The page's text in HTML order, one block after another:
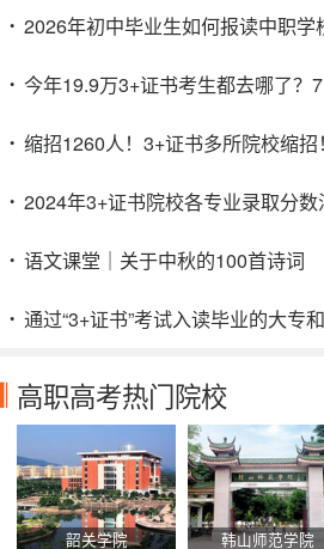
• 2026年初中毕业生如何报读中职学
些入读方式？
• 今年19.9万3+证书考生都去哪了？
办，4.4万读民办，超7万人陪跑成“
• 缩招1260人！3+证书多所院校缩
好扩招吗？
• 2024年3+证书院校各专业录取分
本科）→
• 语文课堂｜关于中秋的100首诗词
• 通过“3+证书”考试入读毕业的大专
证是怎么样的？
高职高考热门院校
韶关学院 韩山师范学院